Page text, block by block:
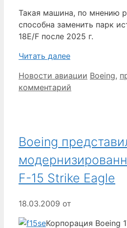
Такая машина, по мнению
способна заменить парк
18E/F после 2025 г.
Читать далее
Рубрики
Новости авиации Метки
Boeing,
комментарий
Boeing
F-15 Strike Eagle
18.03.2009 от
Корпорация Boeing